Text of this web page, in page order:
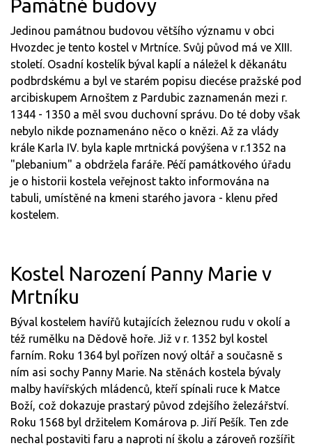
Památné budovy
Jedinou památnou budovou většího významu v obci
Hvozdec je tento kostel v Mrtníce. Svůj původ má ve XIII.
století. Osadní kostelík býval kaplí a náležel k děkanátu
podbrdskému a byl ve starém popisu diecése pražské pod
arcibiskupem Arnoštem z Pardubic zaznamenán mezi r.
1344 - 1350 a měl svou duchovní správu. Do té doby však
nebylo nikde poznamenáno něco o knězi. Až za vlády
krále Karla IV. byla kaple mrtnická povýšena v r.1352 na
"plebanium" a obdržela faráře. Péčí památkového úřadu
je o historii kostela veřejnost takto informována na
tabuli, umístěné na kmeni starého javora - klenu před
kostelem.
Kostel Narození Panny Marie v
Mrtníku
Býval kostelem havířů kutajících železnou rudu v okolí a
též rumělku na Dědově hoře. Již v r. 1352 byl kostel
farním. Roku 1364 byl pořízen nový oltář a současně s
ním asi sochy Panny Marie. Na stěnách kostela bývaly
malby havířských mládenců, kteří spínali ruce k Matce
Boží, což dokazuje prastarý původ zdejšího železářství.
Roku 1568 byl držitelem Komárova p. Jiří Pešík. Ten zde
nechal postaviti faru a naproti ní školu a zároveň rozšířit